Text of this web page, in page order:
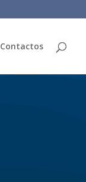
Contactos